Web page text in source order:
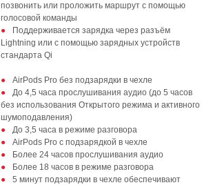
позвонить или проложить маршрут с помощью
голосовой команды
Поддерживается зарядка через разъём
Lightning или с помощью зарядных устройств
стандарта Qi
AirPods Pro без подзарядки в чехле
До 4,5 часа прослушивания аудио (до 5 часов
без использования Открытого режима и активного
шумоподавления)
До 3,5 часа в режиме разговора
AirPods Pro с подзарядкой в чехле
Более 24 часов прослушивания аудио
Более 18 часов в режиме разговора
5 минут подзарядки в чехле обеспечивают